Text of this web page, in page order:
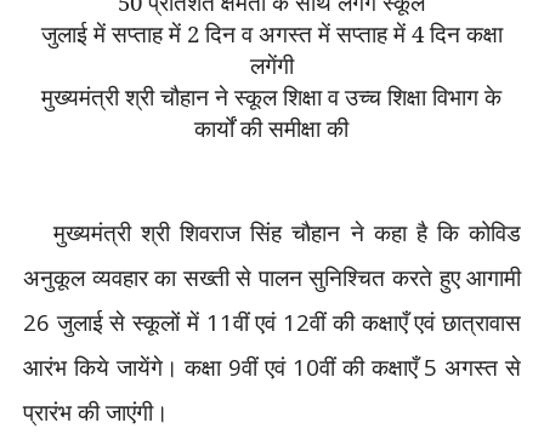
जुलाई में सप्ताह में 2 दिन व अगस्त में सप्ताह में 4 दिन कक्षा
लगेंगी
मुख्यमंत्री श्री चौहान ने स्कूल शिक्षा व उच्च शिक्षा विभाग के
कार्यों की समीक्षा की
मुख्यमंत्री श्री शिवराज सिंह चौहान ने कहा है कि कोविड
अनुकूल व्यवहार का सख्ती से पालन सुनिश्चित करते हुए आगामी
26जुलाई से स्कूलों में 11वीं एवं 12वीं की कक्षाएँ एवं छात्रावास
आरंभ किये जायेंगे। कक्षा 9वीं एवं 10वीं की कक्षाएँ5अगस्त से
प्रारंभ की जाएंगी।